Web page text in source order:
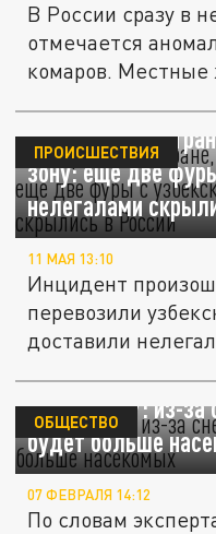
В России сразу в
отмечается
комаров. Местные
Затерялись в
зону: ещё две
нелегалами
ПРОИСШЕСТВИЯ
11 МАЯ 13:10
Инцидент
перевозили
доставили
Биолог МГУ: из-за
будет больше
ОБЩЕСТВО
07 ФЕВРАЛЯ 14:12
По словам